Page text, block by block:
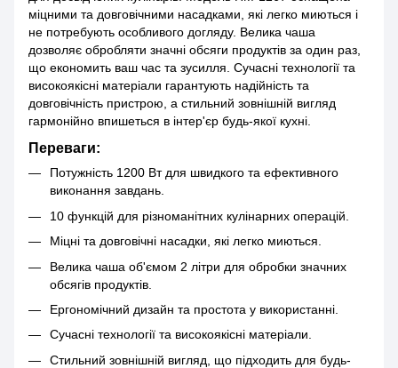
міцними та довговічними насадками, які легко миються і
не потребують особливого догляду. Велика чаша
дозволяє обробляти значні обсяги продуктів за один раз,
що економить ваш час та зусилля. Сучасні технології та
високоякісні матеріали гарантують надійність та
довговічність пристрою, а стильний зовнішній вигляд
гармонійно впишеться в інтер'єр будь-якої кухні.
Переваги:
Потужність 1200 Вт для швидкого та ефективного
виконання завдань.
10 функцій для різноманітних кулінарних операцій.
Міцні та довговічні насадки, які легко миються.
Велика чаша об'ємом 2 літри для обробки значних
обсягів продуктів.
Ергономічний дизайн та простота у використанні.
Сучасні технології та високоякісні матеріали.
Стильний зовнішній вигляд, що підходить для будь-